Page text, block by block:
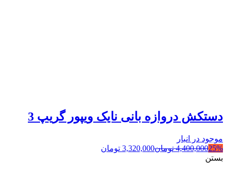
دستکش دروازه بانی نایک ویپور گریپ 3
موجود در انبار
25%
4,400,000 تومان3,320,000 تومان
بستن